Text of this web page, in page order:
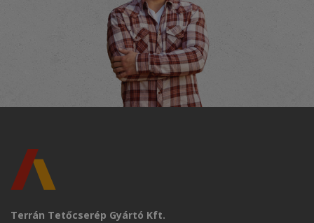
Terrán Tetőcserép Gyártó Kft.